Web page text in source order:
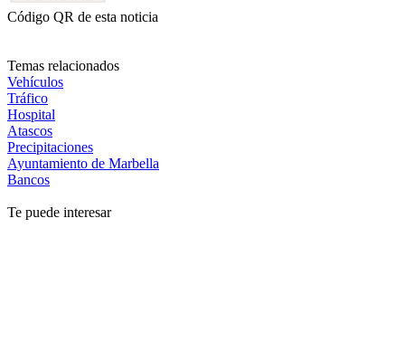
Código QR de esta noticia
Temas relacionados
Vehículos
Tráfico
Hospital
Atascos
Precipitaciones
Ayuntamiento de Marbella
Bancos
Te puede interesar